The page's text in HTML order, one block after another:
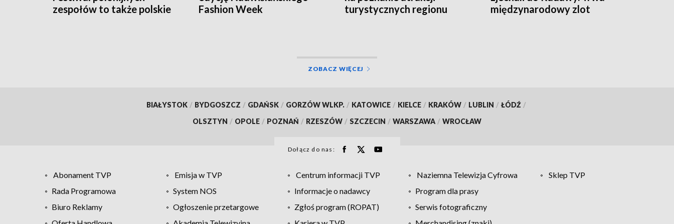
zespołów to także polskie
Fashion Week
turystycznych regionu
międzynarodowy zlot
ZOBACZ WIĘCEJ
BIAŁYSTOK / BYDGOSZCZ / GDAŃSK / GORZÓW WLKP. / KATOWICE / KIELCE / KRAKÓW / LUBLIN / ŁÓDŹ /
OLSZTYN / OPOLE / POZNAŃ / RZESZÓW / SZCZECIN / WARSZAWA / WROCŁAW
Dołącz do nas:
Abonament TVP Emisja w TVP Centrum informacji TVP Naziemna Telewizja Cyfrowa
Sklep TVP
Rada Programowa
System NOS Informacje o nadawcy
Program dla prasy
Biuro Reklamy
Ogłoszenie przetargowe Zgłoś program (ROPAT)
Serwis fotograficzny